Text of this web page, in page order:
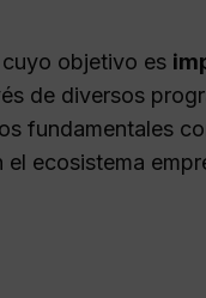
objetivo es
de diversos
fundamentales
ecosistema